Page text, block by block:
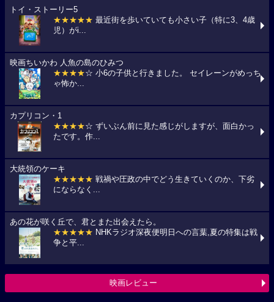
トイ・ストーリー5
★★★★★ 最近街を歩いていても小さい子（特に3、4歳
児）がi...
映画ちいかわ 人魚の島のひみつ
★★★★☆ 小6の子供と行きました。 セイレーンがめっち
ゃ怖か...
カプリコン・1
★★★★☆ ずいぶん前に見た感じがしますが、面白かっ
たです。作...
大統領のケーキ
★★★★★ 戦禍や圧政の中でどう生きていくのか、下劣
にならなく...
あの花が咲く丘で、君とまた出会えたら。
★★★★★ NHKラジオ深夜便明日への言葉,夏の特集は戦
争と平...
映画レビュー